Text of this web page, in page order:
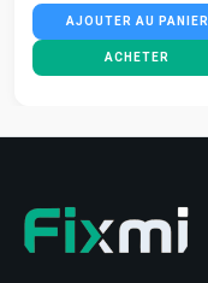
AJOUTER AU PANIER
ACHETER